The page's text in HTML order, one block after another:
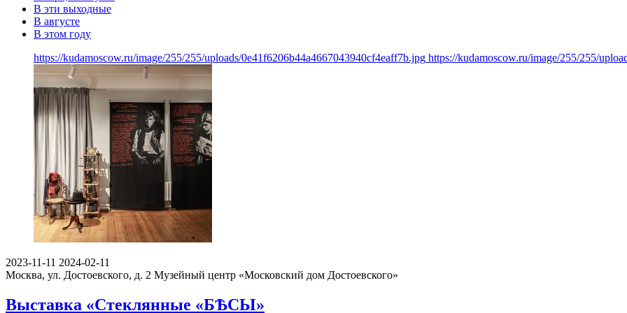
В эти выходные
В августе
В этом году
https://kudamoscow.ru/image/255/255/uploads/0e41f6206b44a4667043940cf4eaff7b.jpg https://kudamoscow.ru/image/255/255/
2023-11-11 2024-02-11
Москва, ул. Достоевского, д. 2 Музейный центр «Московский дом Достоевского»
Выставка «Стеклянные «БѢСЫ»